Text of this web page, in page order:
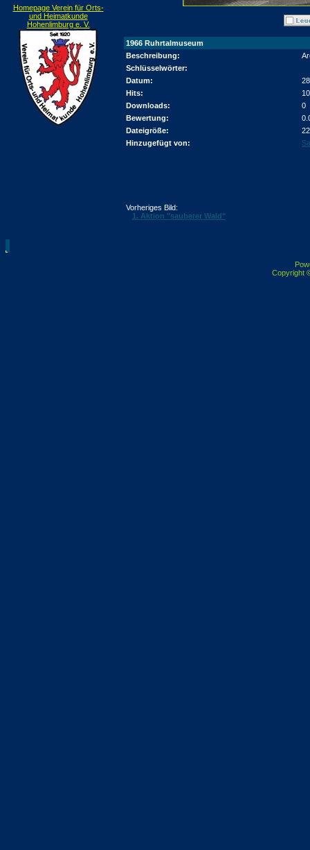
Homepage Verein für Orts-
und Heimatkunde
Hohenlimburg e. V.
1966 Ruhrtalmuseum
Beschreibung:
Schlüsselwörter:
Datum:
Hits:
Downloads:
0
Bewertung:
Dateigröße:
Hinzugefügt von:
Vorheriges Bild:
1. Aktion "sauberer Wald"
Copyright